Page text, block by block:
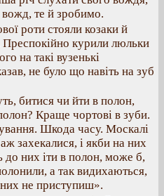
те й зробимо.
роти стояли козаки й
курили люльки
на такі вузенькі
не було що навіть на зуб
битися чи йти в полон,
Краще чортові в зуби.
Шкода часу. Москалі
захекалися, і якби на них
до них іти в полон, може б,
а так видихаються,
них не приступиш».